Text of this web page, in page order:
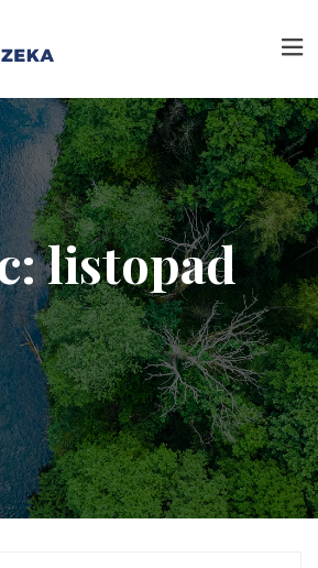
listopad